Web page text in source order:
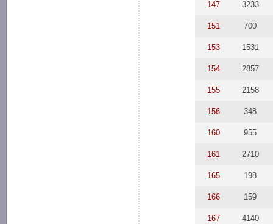
147 3233
151 700
153 1531
154 2857
155 2158
156 348
160 955
161 2710
165 198
166 159
167 4140